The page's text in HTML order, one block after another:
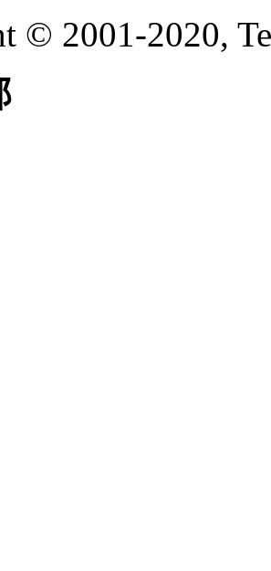
© 2001-2020,